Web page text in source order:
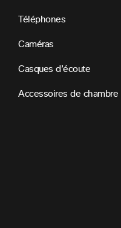
Téléphones
Caméras
Casques d’écoute
Accessoires de chambre